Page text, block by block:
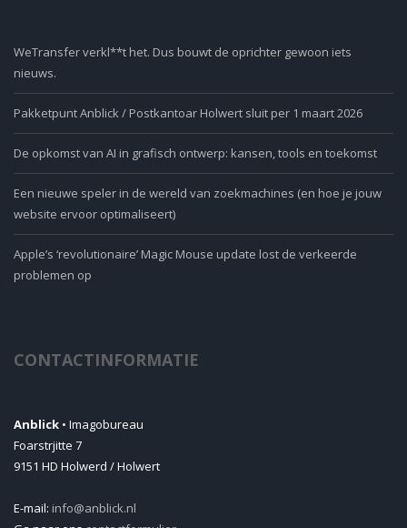
WeTransfer verkl**t het. Dus bouwt de oprichter gewoon iets
nieuws.
Pakketpunt Anblick / Postkantoar Holwert sluit per 1 maart 2026
De opkomst van AI in grafisch ontwerp: kansen, tools en toekomst
Een nieuwe speler in de wereld van zoekmachines (en hoe je jouw
website ervoor optimaliseert)
Apple’s ‘revolutionaire’ Magic Mouse update lost de verkeerde
problemen op
CONTACTINFORMATIE
Anblick • Imagobureau
Foarstrjitte 7
9151 HD Holwerd / Holwert
E-mail: info@anblick.nl